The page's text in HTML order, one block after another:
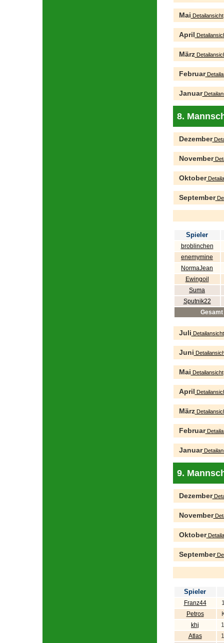
Mai Detailansicht
April
März
Februar
Januar
8.
Dezember
November
Oktober
September
Spieler
broblinchen
enemymine
NormaJean
Ewingoil
Suma
Sputnik22
Gesamt
Juli Detailansicht
Juni
Mai Detailansicht
April
März
Februar
Januar
9.
Dezember
November
Oktober
September
Spieler
Franz44
Petros
khj
Atlas